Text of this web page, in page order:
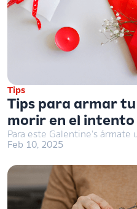
Tips
Tips para armar tu
morir en el intento
Feb 10, 2025